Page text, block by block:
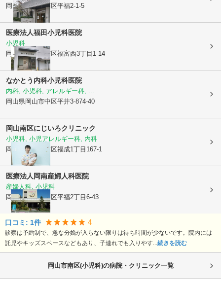
岡山県岡山市南区平福2-1-5
医療法人福田小児科医院
小児科
岡山県岡山市南区福富西3丁目1-14
なかとう内科小児科医院
内科, 小児科, アレルギー科, ...
岡山県岡山市中区平井3-874-40
岡山南区にじいろクリニック
小児科, 小児アレルギー科, 内科
岡山県岡山市南区福成1丁目167-1
医療法人岡南産婦人科医院
産婦人科, 小児科
岡山県岡山市南区平福2丁目6-43
口コミ: 1件 4
診察は予約制で、急な分娩が入らない限りは待ち時間が少ないです。院内には
託児やキッズスペースなどもあり、子連れでも入りやす...続きを読む
岡山市南区(小児科)の病院・クリニック一覧